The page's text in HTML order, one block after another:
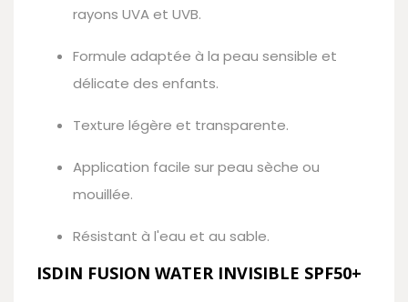
rayons UVA et UVB.
Formule adaptée à la peau sensible et
délicate des enfants.
Texture légère et transparente.
Application facile sur peau sèche ou
mouillée.
Résistant à l'eau et au sable.
ISDIN FUSION WATER INVISIBLE SPF50+